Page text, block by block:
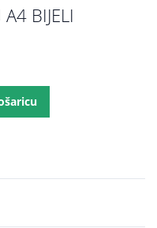
BIJELI